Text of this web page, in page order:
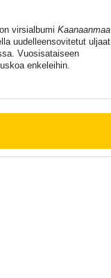
virsialbumi Kaanaanmaa
uudelleensovitetut uljaat
Vuosisataiseen
enkeleihin.